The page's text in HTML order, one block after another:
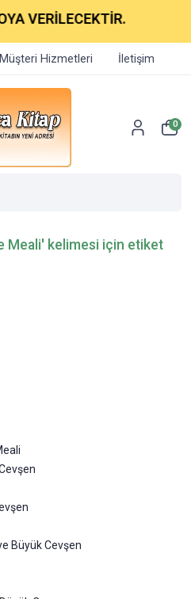
VERİLECEKTİR.
Müşteri Hizmetleri İletişim
0
Meali' kelimesi için etiket
Büyük Cevşen